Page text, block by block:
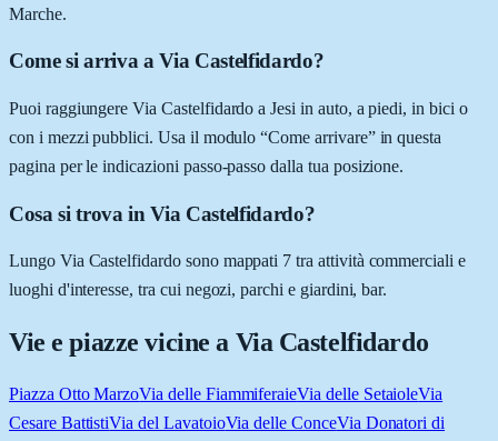
Marche.
Come si arriva a Via Castelfidardo?
Puoi raggiungere Via Castelfidardo a Jesi in auto, a piedi, in bici o
con i mezzi pubblici. Usa il modulo “Come arrivare” in questa
pagina per le indicazioni passo-passo dalla tua posizione.
Cosa si trova in Via Castelfidardo?
Lungo Via Castelfidardo sono mappati 7 tra attività commerciali e
luoghi d'interesse, tra cui negozi, parchi e giardini, bar.
Vie e piazze vicine a Via Castelfidardo
Piazza Otto MarzoVia delle FiammiferaieVia delle SetaioleVia
Cesare BattistiVia del LavatoioVia delle ConceVia Donatori di